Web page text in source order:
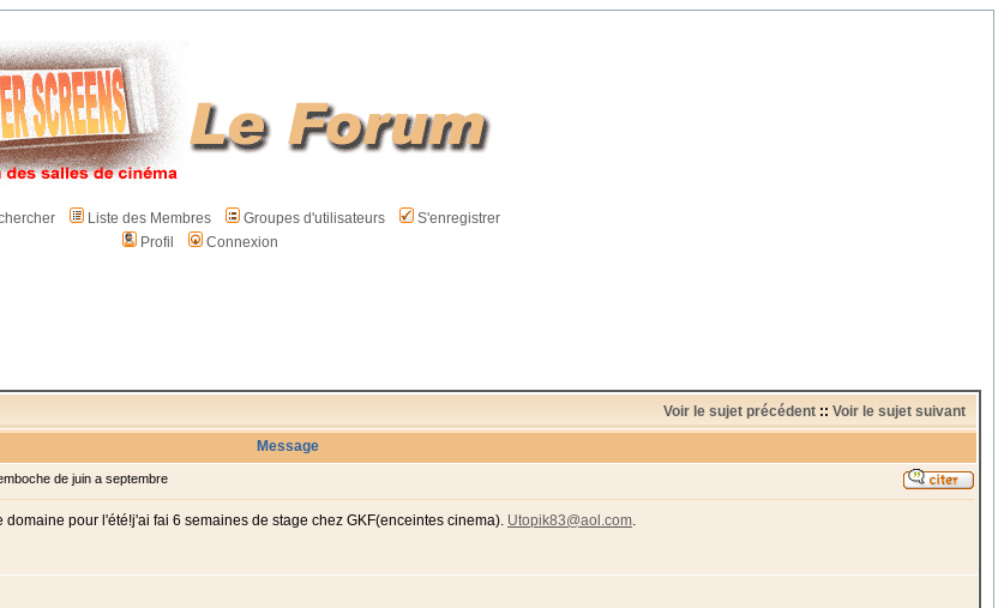
Liste des Membres Groupes d'utilisateurs
S'enregistrer
Profil
Connexion
Voir le sujet précédent :: Voir le sujet suivant
Message
de juin a septembre
pour l'été!j'ai fai 6 semaines de stage chez GKF(enceintes cinema). Utopik83@aol.com.